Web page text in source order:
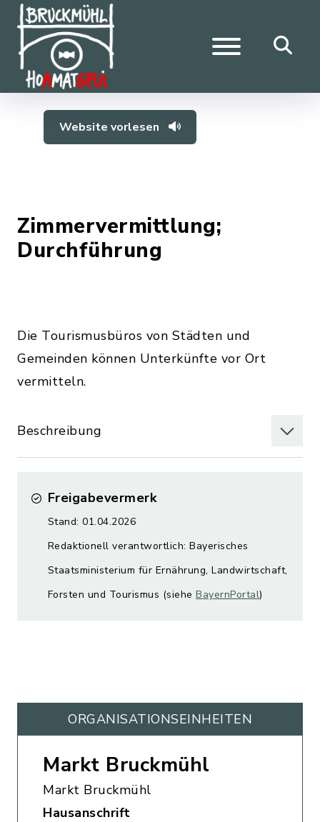
Website vorlesen
Zimmervermittlung;
Durchführung
Die Tourismusbüros von Städten und
Gemeinden können Unterkünfte vor Ort
vermitteln.
Beschreibung
Freigabevermerk
Stand: 01.04.2026
Redaktionell verantwortlich: Bayerisches
Staatsministerium für Ernährung, Landwirtschaft,
Forsten und Tourismus (siehe BayernPortal)
ORGANISATIONS­EINHEITEN
Markt Bruckmühl
Markt Bruckmühl
Hausanschrift